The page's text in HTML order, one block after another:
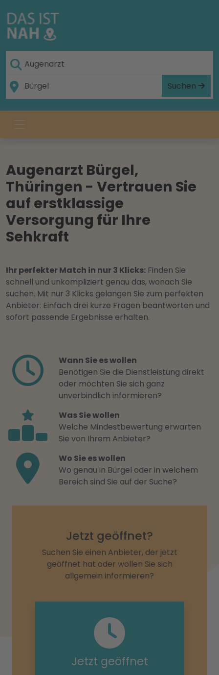
Suchen
Augenarzt Bürgel,
Thüringen - Vertrauen Sie
auf erstklassige
Versorgung für Ihre
Sehkraft
Ihr perfekter Match in nur 3 Klicks: Finden Sie
schnell und unkompliziert genau das, wonach Sie
suchen. Mit nur 3 Klicks gelangen Sie zum perfekten
Anbieter: Einfach drei kurze Fragen beantworten und
sofort passende Ergebnisse erhalten.
Wann Sie es wollen
Benötigen Sie die Dienstleistung direkt
oder möchten Sie sich ganz
unverbindlich informieren?
Was Sie wollen
Welche Mindestbewertung erwarten
Sie von Ihrem Anbieter?
Wo Sie es wollen
Wo genau in Bürgel oder in welchem
Bereich sind Sie auf der Suche?
Jetzt geöffnet?
Suchen Sie einen Anbieter, der jetzt
geöffnet hat oder wollen Sie sich
allgemein informieren?
Jetzt geöffnet